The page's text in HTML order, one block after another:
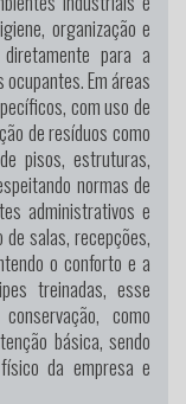
organização e
para a
Em áreas
com uso de
de resíduos como
pisos, estruturas,
normas de
administrativos e
salas, recepções,
o conforto e a
treinadas, esse
como
básica, sendo
da empresa e